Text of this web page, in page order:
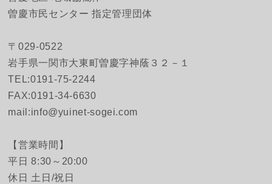
曽慶市民センター 指定管理団体
〒029-0522
岩手県一関市大東町曽慶字神蔭３２－１
TEL:0191-75-2244
FAX:0191-34-6630
mail:info@yuinet-sogei.com
【営業時間】
平日 8:30～20:00
休日 土日/祝日